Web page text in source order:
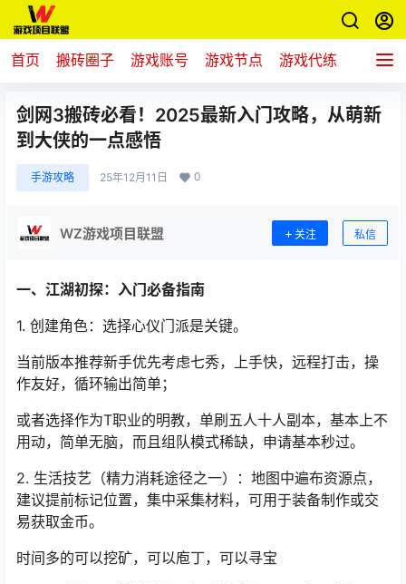
首页 搬砖圈子 游戏账号 游戏节点 游戏代练 新游推
剑网3搬砖必看！2025最新入门攻略，从萌新
到大侠的一点感悟
手游攻略 25年12月11日 0
WZ游戏项目联盟 关注 私信
一、江湖初探：入门必备指南
1. 创建角色：选择心仪门派是关键。
当前版本推荐新手优先考虑七秀，上手快，远程打击，操
作友好， 循环输出简单；
或者选择作为T职业的明教，单刷五人十人副本，基本上不
用动，简单无脑，而且组队模式稀缺，申请基本秒过。
2. 生活技艺（精力消耗途径之一）
：地图中遍布资源点，
建议提前标记位置，集中采集材料，可用于装备制作或交
易获取金币。
时间多的可以挖矿，可以庖丁，可以寻宝